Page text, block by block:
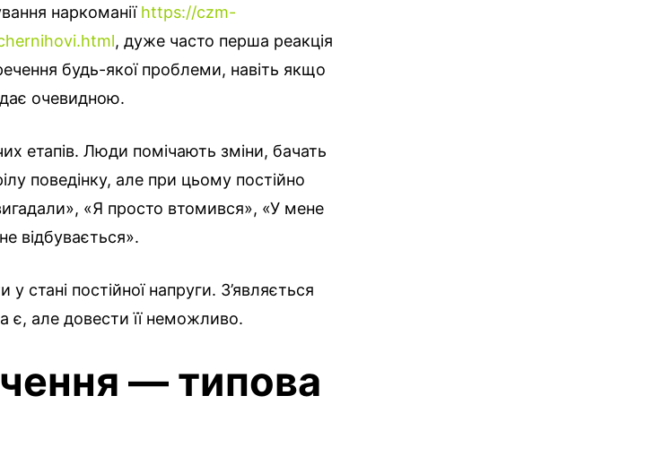
наркоманії https://czm-
, дуже часто перша реакція
будь-якої проблеми, навіть якщо
очевидною.
етапів. Люди помічають зміни, бачать
поведінку, але при цьому постійно
«Я просто втомився», «У мене
відбувається».
стані постійної напруги. З’являється
є, але довести її неможливо.
— типова